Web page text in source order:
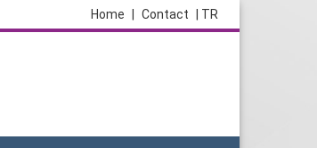
| TR
Contact
Home